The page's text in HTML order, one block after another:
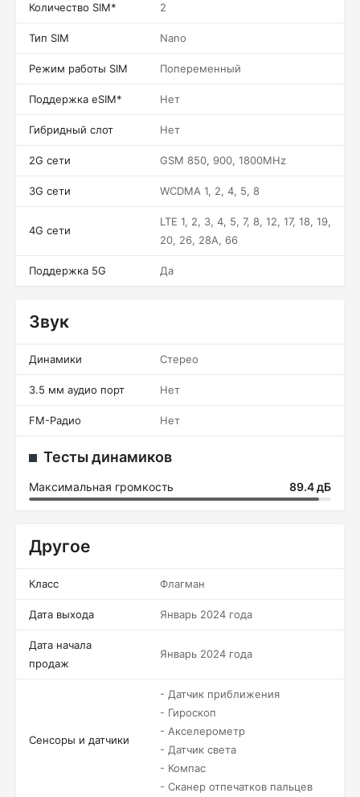
Количество SIM* 2
Тип SIM Nano
Режим работы SIM Попеременный
Поддержка eSIM* Нет
Гибридный слот Нет
2G сети GSM 850, 900, 1800MHz
3G сети WCDMA 1, 2, 4, 5, 8
4G сети
LTE 1, 2, 3, 4, 5, 7, 8, 12, 17, 18, 19,
20, 26, 28A, 66
Поддержка 5G Да
Звук
Динамики Стерео
3.5 мм аудио порт Нет
FM-Радио Нет
Тесты динамиков
Максимальная громкость 89.4 дБ
Другое
Класс Флагман
Дата выхода Январь 2024 года
Дата начала
продаж
Январь 2024 года
Сенсоры и датчики
- Датчик приближения
- Гироскоп
- Акселерометр
- Датчик света
- Компас
- Сканер отпечатков пальцев